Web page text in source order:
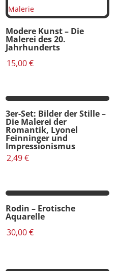
Modere Kunst – Die
Malerei des 20.
Jahrhunderts
15,00€
3er-Set: Bilder der Stille –
Die Malerei der
Romantik, Lyonel
Feinninger und
Impressionismus
2,49€
Rodin – Erotische
Aquarelle
30,00€